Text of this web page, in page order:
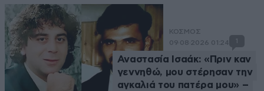
ΚΟΣΜΟΣ
09·08·2026 01:24
1
Αναστασία Ισαάκ: «Πριν καν
γεννηθώ, μου στέρησαν την
αγκαλιά του πατέρα μου» –